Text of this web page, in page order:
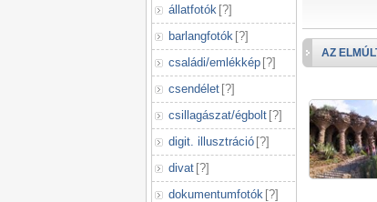
állatfotók [?]
barlangfotók [?]
családi/emlékkép [?]
csendélet [?]
csillagászat/égbolt [?]
digit. illusztráció [?]
divat [?]
dokumentumfotók [?]
AZ